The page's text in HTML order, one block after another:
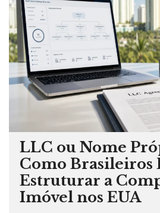
LLC ou Nome
Como Brasileiros
Estruturar a
Imóvel nos EUA